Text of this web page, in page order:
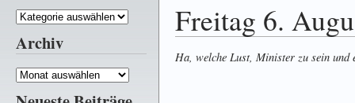
Kategorien
Archiv
Archiv
Freitag 6.
Ha, welche Lust, Minister zu sein und